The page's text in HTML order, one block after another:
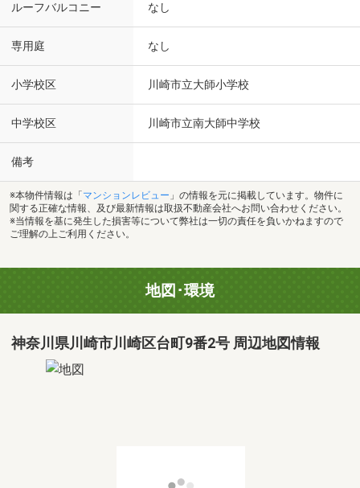
ルーフバルコニー なし
専用庭 なし
小学校区 川崎市立大師小学校
中学校区 川崎市立南大師中学校
備考
※本物件情報は「 マンションレビュー 」の情報を元に掲載しています。物件に
関する正確な情報、及び最新情報は取扱不動産会社へお問い合わせください。
※当情報を基に発生した損害等について弊社は一切の責任を負いかねますので
ご理解の上ご利用ください。
地図･環境
神奈川県川崎市川崎区台町9番2号 周辺地図情報